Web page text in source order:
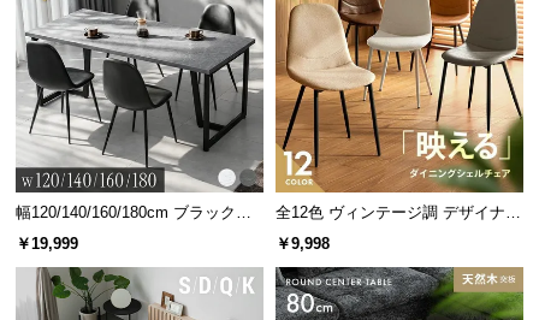
情
報
幅120/140/160/180cm ブラックフ
レーム ダイニング 大理石調 4人掛
￥19,999
全12色 ヴィンテージ調 デザイナー
ズシェルチェア
￥9,998